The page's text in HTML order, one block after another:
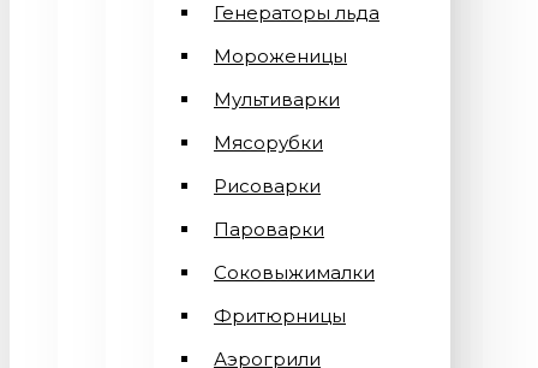
Генераторы льда
Мороженицы
Мультиварки
Мясорубки
Рисоварки
Пароварки
Соковыжималки
Фритюрницы
Аэрогрили